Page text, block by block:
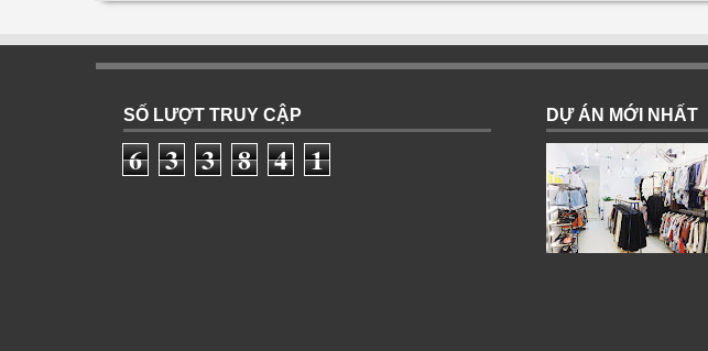
SỐ LƯỢT TRUY CẬP
6 3 3 8 4 1
DỰ ÁN MỚI NHẤT